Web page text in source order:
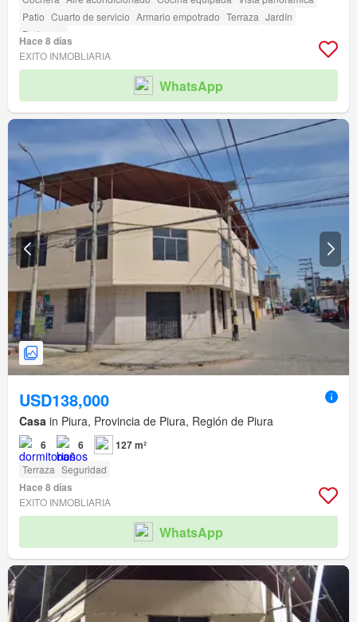
Patio Cuarto de servicio Armario empotrado Terraza Jardín
Barbacoa
Hace 8 días
EXITO INMOBLIARIA
WhatsApp
USD138,000
Casa in Piura, Provincia de Piura, Región de Piura
6 6 127 m²
Terraza Seguridad
Hace 8 días
EXITO INMOBLIARIA
WhatsApp